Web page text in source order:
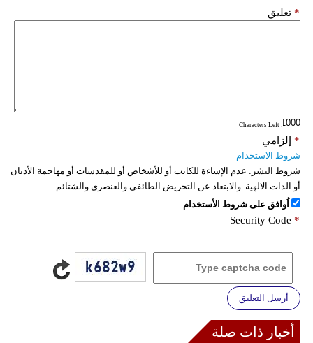
تعليق *
: Characters Left
إلزامي *
شروط الاستخدام
شروط النشر: عدم الإساءة للكاتب أو للأشخاص أو للمقدسات أو مهاجمة الأديان
أو الذات الالهية. والابتعاد عن التحريض الطائفي والعنصري والشتائم.
اُوافق على شروط الأستخدام
Security Code *
أرسل التعليق
أخبار ذات صلة